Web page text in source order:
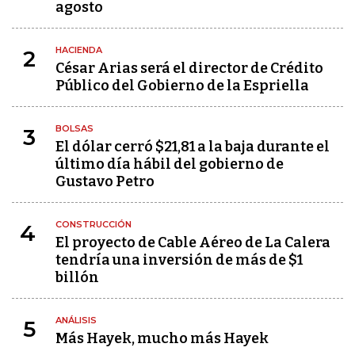
agosto
2 HACIENDA
César Arias será el director de Crédito
Público del Gobierno de la Espriella
3 BOLSAS
El dólar cerró $21,81 a la baja durante el
último día hábil del gobierno de
Gustavo Petro
4 CONSTRUCCIÓN
El proyecto de Cable Aéreo de La Calera
tendría una inversión de más de $1
billón
5 ANÁLISIS
Más Hayek, mucho más Hayek